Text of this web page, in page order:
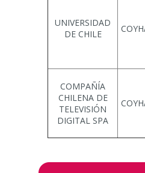
UNIVERSIDAD
DE CHILE
COMPAÑÍA
CHILENA DE
TELEVISIÓN
DIGITAL SPA